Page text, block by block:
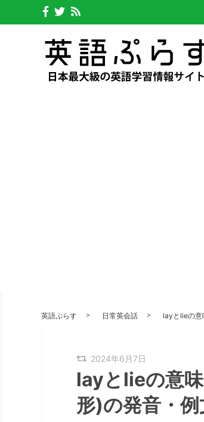
英語ぷらす 日常英会話 layとlieの意
2024年6月7日
layとlieの意
形)の発音・